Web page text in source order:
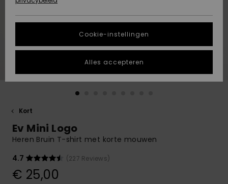
Highlights
Highlights
gesprek om het
snelste
vraag te
krijgen.
de meest
vragen en ons
contactformulier.
DUURZAAMHEID
STORE LOCATOR
VERLANGLIJST
Kort
Ev Mini Logo
Heren Bruin T-shirt met korte mouwen
4.7
(227 Reviews)
€ 25,00
Cookie-instellingen
Alles accepteren